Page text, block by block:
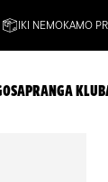
IKI NEMOKAMO
APRANGA